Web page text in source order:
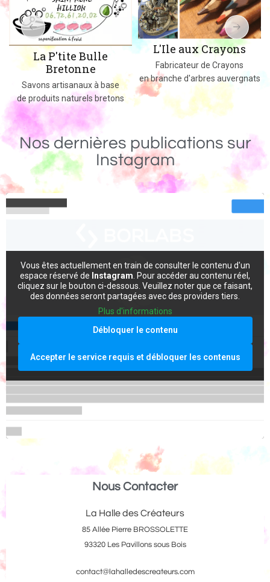
La P'tite Bulle
Bretonne
Savons artisanaux à base
de produits naturels bretons
L'Ile aux Crayons
Fabricateur de Crayons
en branche d'arbres auvergnats
Nos dernières publications sur
Instagram
Vous êtes actuellement en train de consulter le contenu d'un
espace réservé de Instagram . Pour accéder au contenu réel,
cliquez sur le bouton ci-dessous. Veuillez noter que ce faisant,
des données seront partagées avec des providers tiers.
Plus d'informations
Débloquer le contenu
Accepter le service requis et débloquer les contenus
Nous Contacter
La Halle des Créateurs
85 Allée Pierre BROSSOLETTE
93320 Les Pavillons sous Bois
contact@lahalledescreateurs.com